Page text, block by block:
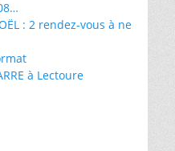
: 2 rendez-vous à ne
à Lectoure